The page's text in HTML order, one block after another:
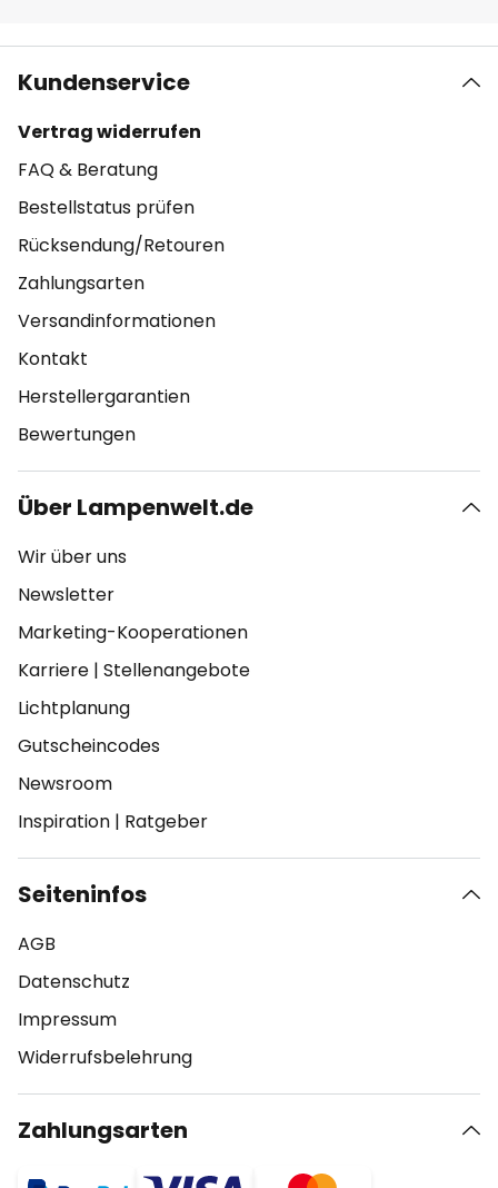
Kundenservice
Vertrag widerrufen
FAQ & Beratung
Bestellstatus prüfen
Rücksendung/Retouren
Zahlungsarten
Versandinformationen
Kontakt
Herstellergarantien
Bewertungen
Über Lampenwelt.de
Wir über uns
Newsletter
Marketing-Kooperationen
Karriere | Stellenangebote
Lichtplanung
Gutscheincodes
Newsroom
Inspiration | Ratgeber
Seiteninfos
AGB
Datenschutz
Impressum
Widerrufsbelehrung
Zahlungsarten